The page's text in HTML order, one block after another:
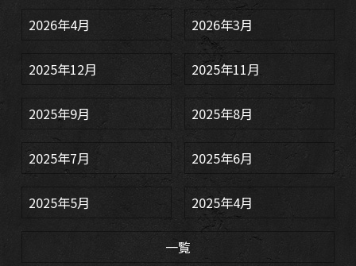
2026年4月 2026年3月
2025年12月 2025年11月
2025年9月 2025年8月
2025年7月 2025年6月
2025年5月 2025年4月
一覧